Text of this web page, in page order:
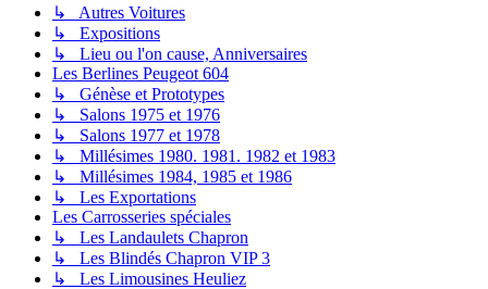
↳ Autres Voitures
↳ Expositions
↳ Lieu ou l'on cause, Anniversaires
Les Berlines Peugeot 604
↳ Génèse et Prototypes
↳ Salons 1975 et 1976
↳ Salons 1977 et 1978
↳ Millésimes 1980. 1981. 1982 et 1983
↳ Millésimes 1984, 1985 et 1986
↳ Les Exportations
Les Carrosseries spéciales
↳ Les Landaulets Chapron
↳ Les Blindés Chapron VIP 3
↳ Les Limousines Heuliez